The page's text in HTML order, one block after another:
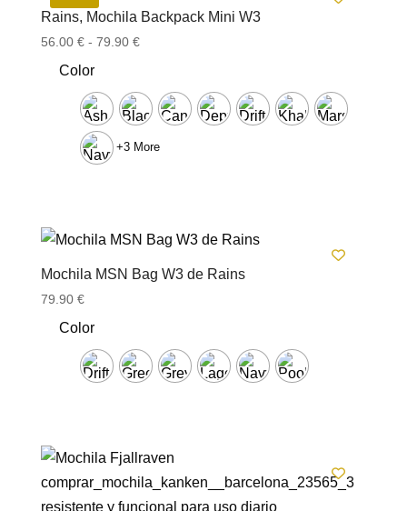
Rains, Mochila Backpack Mini W3
56.00 € - 79.90 €Rango
desde
56.00 €
hasta
Color
+3 More
Mochila MSN Bag W3 de Rains
79.90 €
Color